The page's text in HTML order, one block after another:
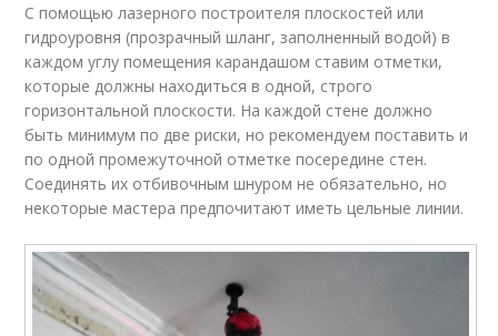
С помощью лазерного построителя плоскостей или
гидроуровня (прозрачный шланг, заполненный водой) в
каждом углу помещения карандашом ставим отметки,
которые должны находиться в одной, строго
горизонтальной плоскости. На каждой стене должно
быть минимум по две риски, но рекомендуем поставить и
по одной промежуточной отметке посередине стен.
Соединять их отбивочным шнуром не обязательно, но
некоторые мастера предпочитают иметь цельные линии.